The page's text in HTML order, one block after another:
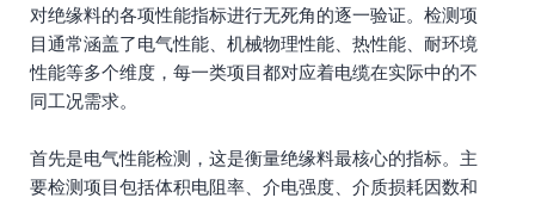
对绝缘料的各项性能指标进行无死角的逐一验证。检测项
目通常涵盖了电气性能、机械物理性能、热性能、耐环境
性能等多个维度，每一类项目都对应着电缆在实际中的不
同工况需求。
首先是电气性能检测，这是衡量绝缘料最核心的指标。主
要检测项目包括体积电阻率、介电强度、介质损耗因数和